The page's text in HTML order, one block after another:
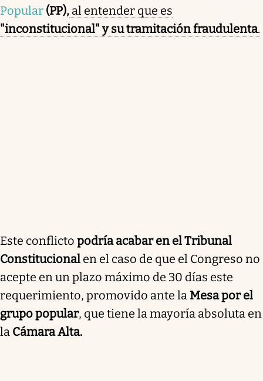
Popular (PP), al entender que es
"inconstitucional" y su tramitación fraudulenta.
Este conflicto podría acabar en el Tribunal
Constitucional en el caso de que el Congreso no
acepte en un plazo máximo de 30 días este
requerimiento, promovido ante la Mesa por el
grupo popular, que tiene la mayoría absoluta en
la Cámara Alta.